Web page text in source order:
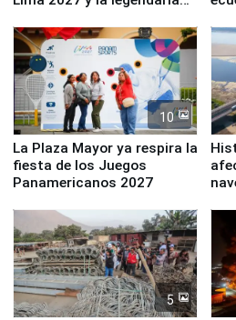
10
La Plaza Mayor ya respira la
fiesta de los Juegos
Panamericanos 2027
5